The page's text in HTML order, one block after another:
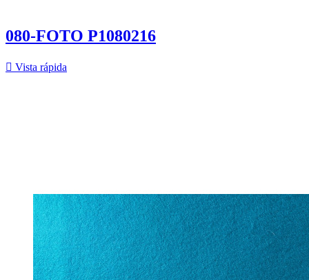
080-FOTO P1080216
 Vista rápida